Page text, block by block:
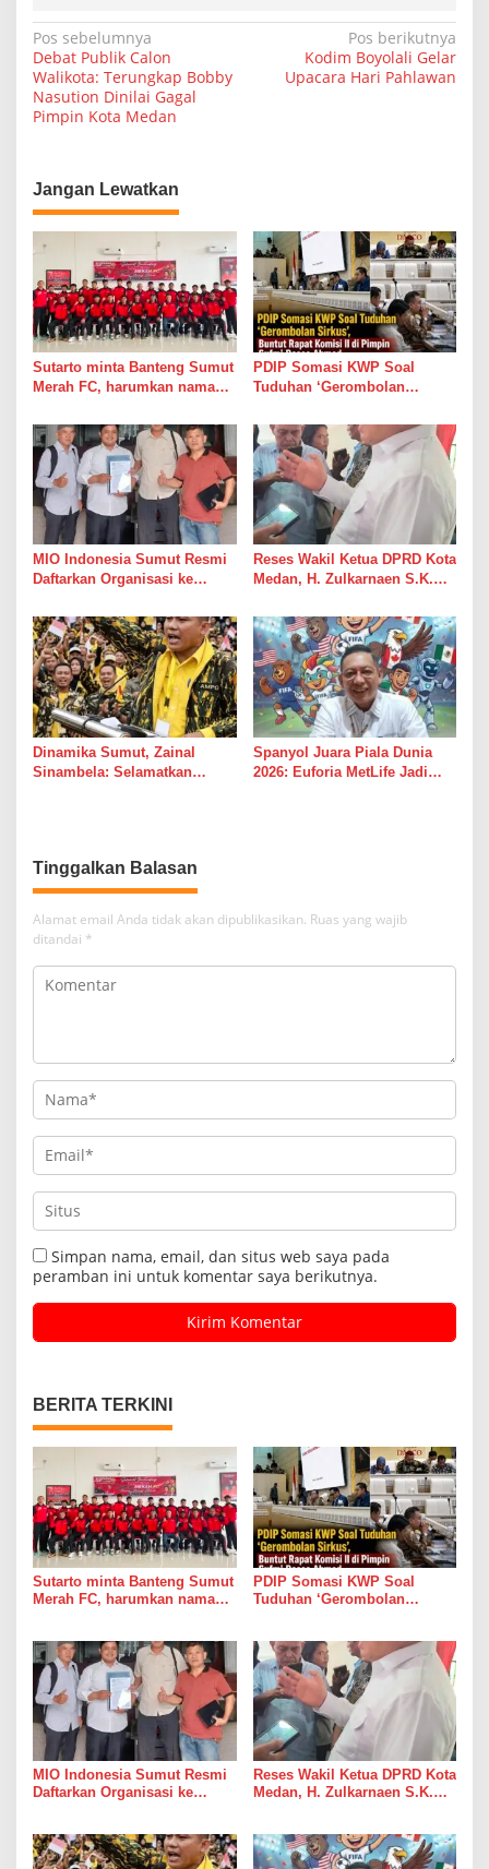
N
a
v
a
s
i
p
o
s
Pos sebelumnya
Debat Publik Calon
Walikota: Terungkap Bobby
Nasution Dinilai Gagal
Pimpin Kota Medan
Pos berikutnya
Kodim Boyolali Gelar
Upacara Hari Pahlawan
Jangan Lewatkan
Sutarto minta Banteng Sumut
Merah FC, harumkan nama
Cup 2026
PDIP Somasi KWP Soal
Tuduhan ‘Gerombolan
II di Pimpin Sufmi Dasco
Ahmad
MIO Indonesia Sumut Resmi
Daftarkan Organisasi ke
Perkuat Profesionalisme
Media Online
Reses Wakil Ketua DPRD Kota
Medan, H. Zulkarnaen S.K.M
Jalan Pimpinan Medan
Perjuangan Diaspal Mulus
Dinamika Sumut, Zainal
Sinambela: Selamatkan
Spanyol Juara Piala Dunia
2026: Euforia MetLife Jadi
Tinggalkan Balasan
Alamat email Anda tidak akan dipublikasikan. Ruas yang wajib
ditandai *
Simpan nama, email, dan situs web saya pada
peramban ini untuk komentar saya berikutnya.
BERITA TERKINI
Sutarto minta Banteng Sumut
Merah FC, harumkan nama
PDIP Somasi KWP Soal
Tuduhan ‘Gerombolan
Ahmad
MIO Indonesia Sumut Resmi
Daftarkan Organisasi ke
Media Online
Reses Wakil Ketua DPRD Kota
Medan, H. Zulkarnaen S.K.M
Perjuangan Diaspal Mulus